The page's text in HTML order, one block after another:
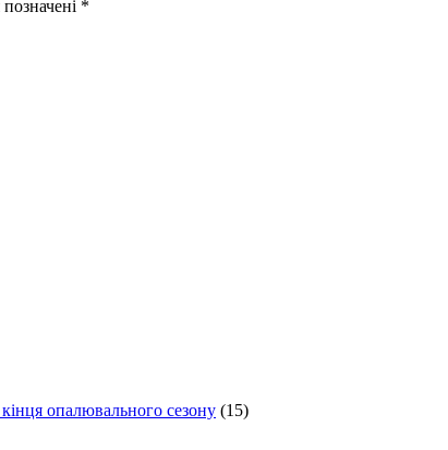
*
опалювального сезону (15)